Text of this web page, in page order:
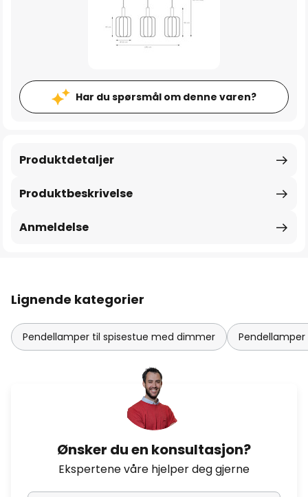
Har du spørsmål om denne varen?
Produktbeskrivelse
Produktdetaljer
Anmeldelse
Lignende kategorier
Pendellamper til spisestue med dimmer
Ønsker du en konsultasjon?
Ekspertene våre hjelper deg gjerne